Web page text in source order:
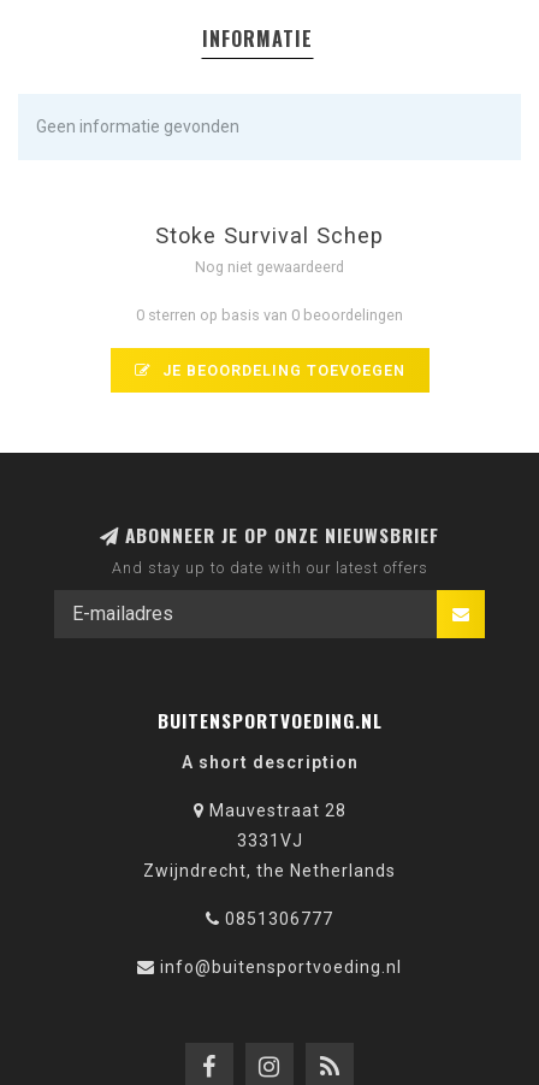
INFORMATIE
Geen informatie gevonden
Stoke Survival Schep
Nog niet gewaardeerd
0 sterren op basis van 0 beoordelingen
JE BEOORDELING TOEVOEGEN
ABONNEER JE OP ONZE NIEUWSBRIEF
And stay up to date with our latest offers
BUITENSPORTVOEDING.NL
A short description
Mauvestraat 28
3331VJ
Zwijndrecht, the Netherlands
0851306777
info@buitensportvoeding.nl